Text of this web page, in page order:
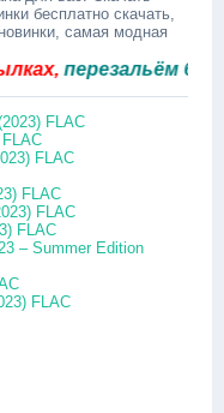
бесплатно скачать,
самая модная
перезальём быстро.
FLAC
FLAC
FLAC
FLAC
FLAC
– Summer Edition
FLAC